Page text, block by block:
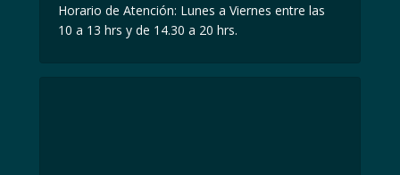
Horario de Atención: Lunes a Viernes entre las
10 a 13 hrs y de 14.30 a 20 hrs.